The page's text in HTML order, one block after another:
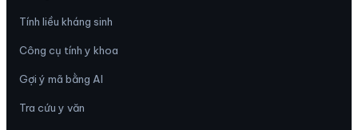
Tính liều kháng sinh
Công cụ tính y khoa
Gợi ý mã bằng AI
Tra cứu y văn